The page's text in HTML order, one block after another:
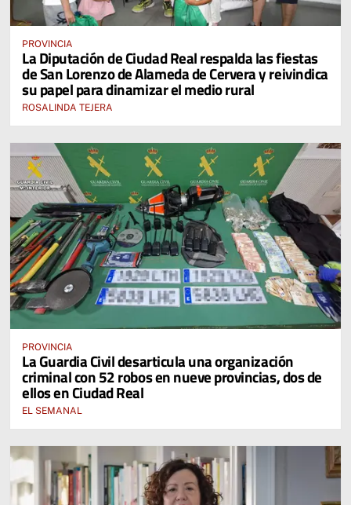
PROVINCIA
La Diputación de Ciudad Real respalda las fiestas
de San Lorenzo de Alameda de Cervera y reivindica
su papel para dinamizar el medio rural
ROSALINDA TEJERA
PROVINCIA
La Guardia Civil desarticula una organización
criminal con 52 robos en nueve provincias, dos de
ellos en Ciudad Real
EL SEMANAL